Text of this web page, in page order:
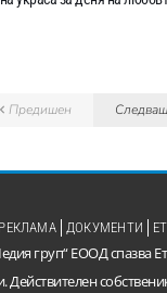
Предишен Следващ
груп“ ЕООД спазва
Действителен
РЕКЛАМА ДОКУМЕНТИ